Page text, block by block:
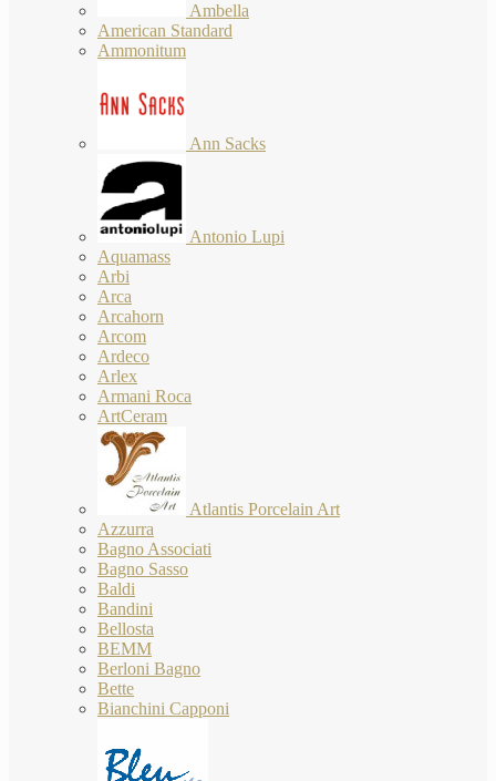
Ambella
American Standard
Ammonitum
Ann Sacks
Antonio Lupi
Aquamass
Arbi
Arca
Arcahorn
Arcom
Ardeco
Arlex
Armani Roca
ArtCeram
Atlantis Porcelain Art
Azzurra
Bagno Associati
Bagno Sasso
Baldi
Bandini
Bellosta
BEMM
Berloni Bagno
Bette
Bianchini Capponi